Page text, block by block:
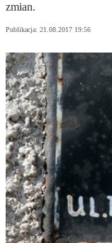
zmian.
Publikacja: 21.08.2017 19:56